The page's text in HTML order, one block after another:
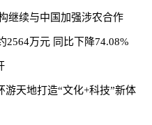
驻华机构继续与中国加强涉农合作
2564万元 同比下降74.08%
天地打造“文化+科技”新体